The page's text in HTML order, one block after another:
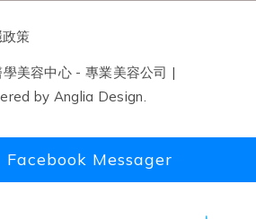
策
美容中心 - 專業美容公司 |
by Anglia Design
Facebook Messager